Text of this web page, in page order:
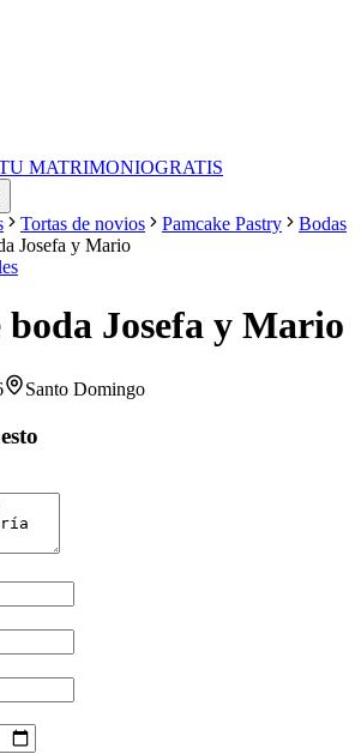
MATRIMONIOGRATIS
Tortas de novios Pamcake Pastry
Bodas
Josefa y Mario
boda Josefa y Mario
Santo Domingo